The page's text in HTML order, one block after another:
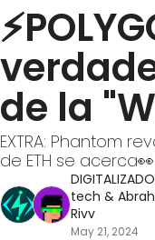
de la
EXTRA: Phantom
de ETH se acerca👀
tech &
Rivv
May 21, 2024